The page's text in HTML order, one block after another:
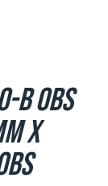
B OBS
x